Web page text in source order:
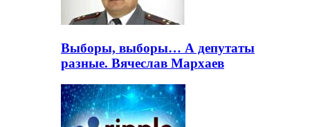
Выборы, выборы… А депутаты
разные. Вячеслав Мархаев